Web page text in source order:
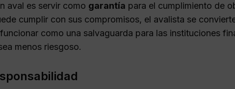
aval es servir como garantía para el cumplimiento de
cumplir con sus compromisos, el avalista se
como una salvaguarda para las instituciones
menos riesgoso.